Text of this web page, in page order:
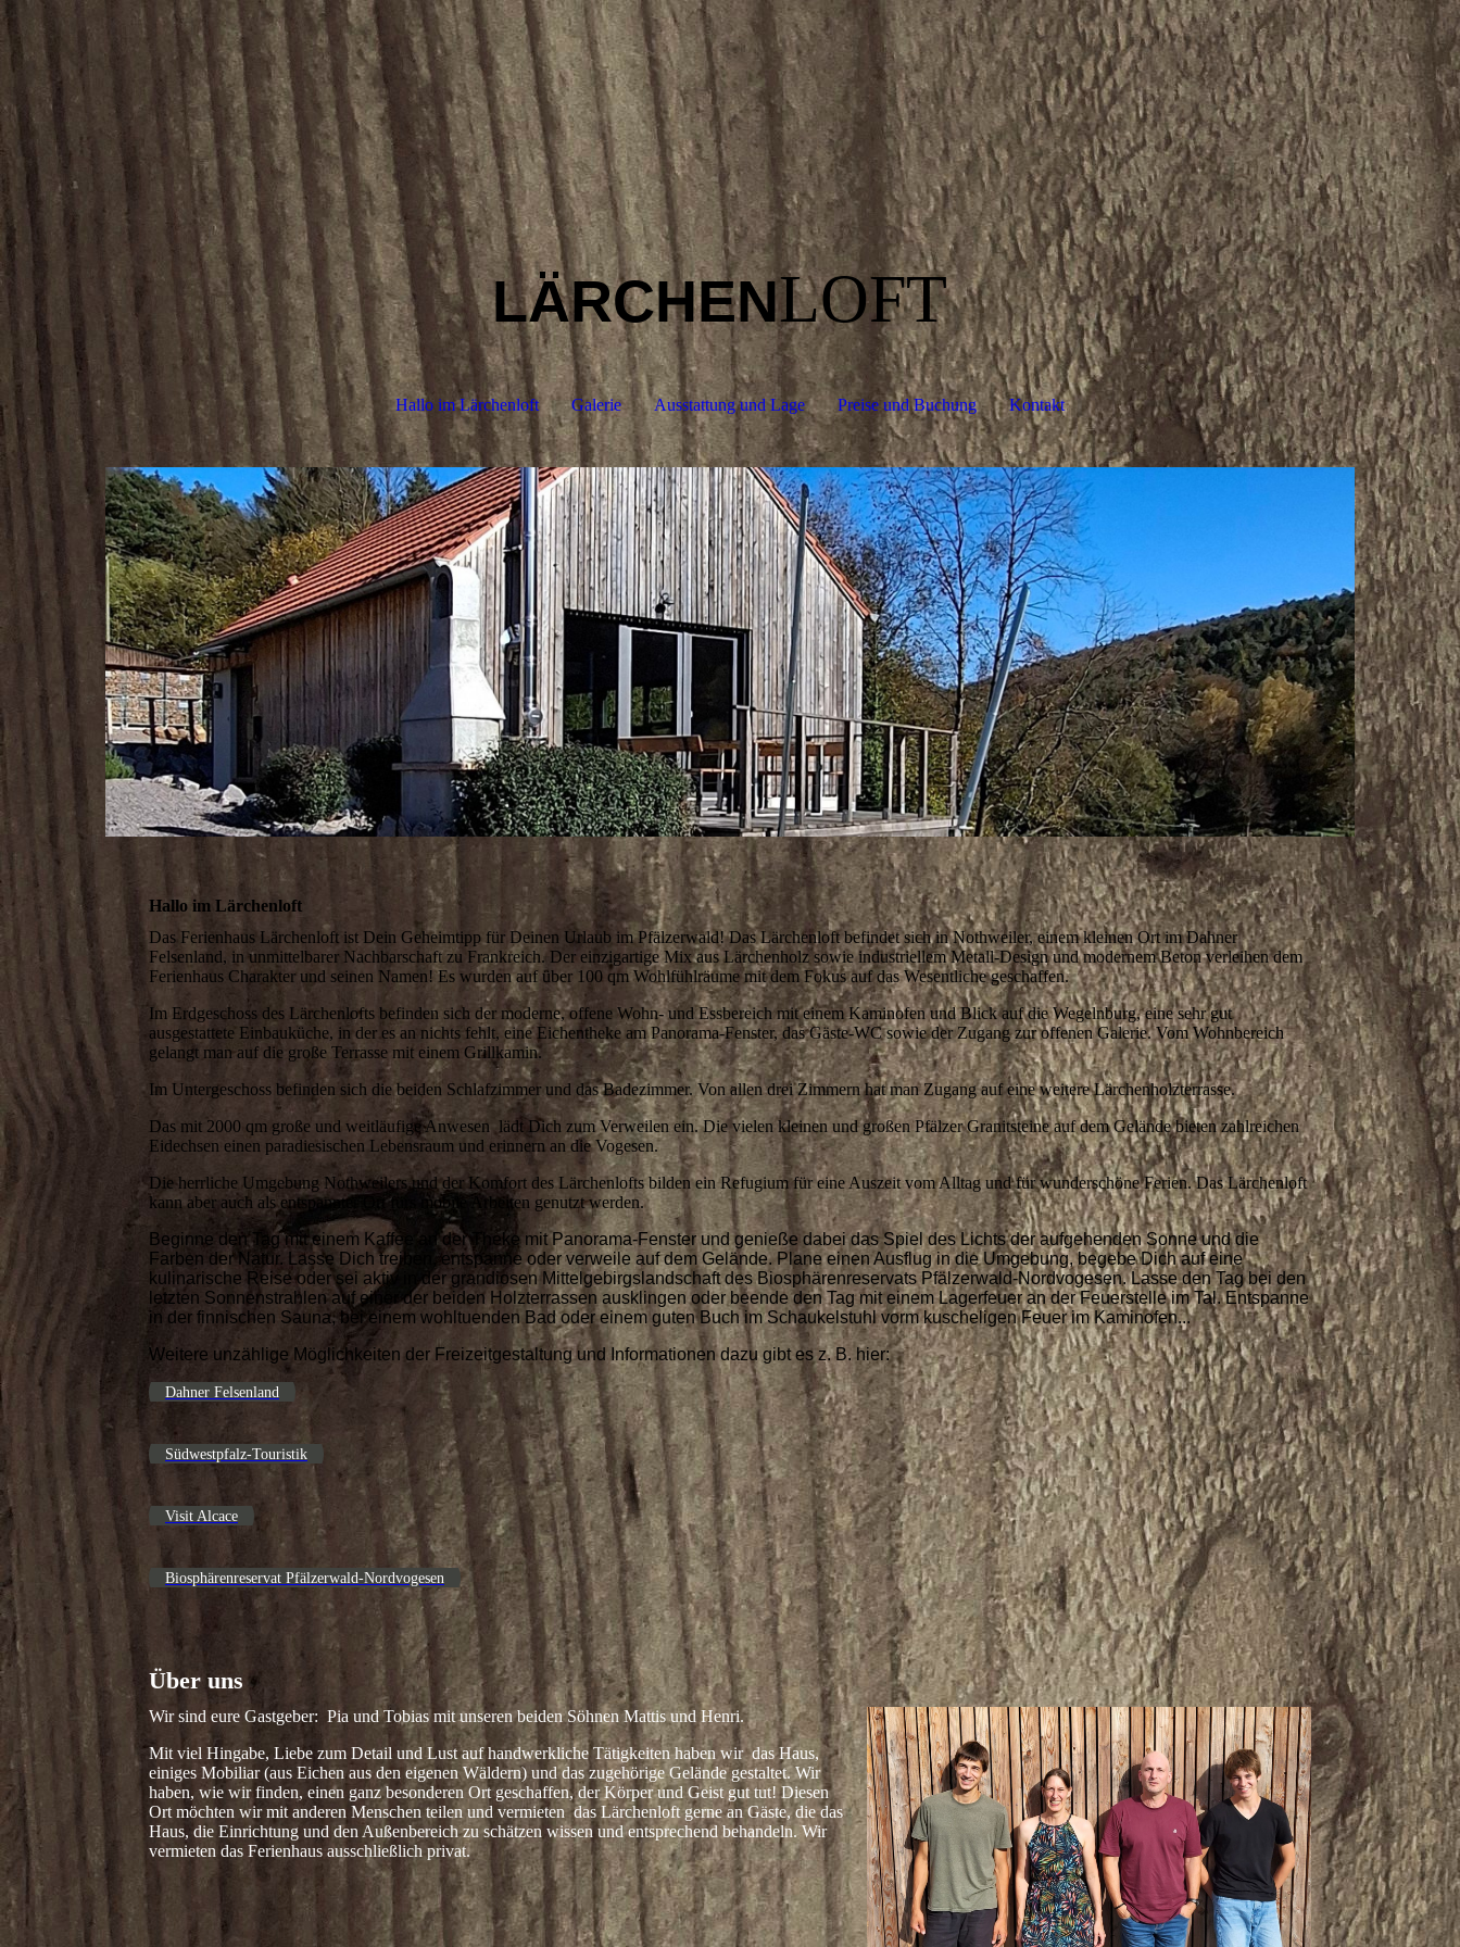
LÄRCHENLOFT
Hallo im Lärchenloft Galerie Ausstattung und Lage Preise und Buchung Kontakt
Hallo im Lärchenloft
Das Ferienhaus Lärchenloft ist Dein Geheimtipp für Deinen Urlaub im Pfälzerwald! Das Lärchenloft befindet sich in Nothweiler, einem kleinen Ort im Dahner
Felsenland, in unmittelbarer Nachbarschaft zu Frankreich. Der einzigartige Mix aus Lärchenholz sowie industriellem Metall-Design und modernem Beton verleihen dem
Ferienhaus Charakter und seinen Namen! Es wurden auf über 100 qm Wohlfühlräume mit dem Fokus auf das Wesentliche geschaffen.
Im Erdgeschoss des Lärchenlofts befinden sich der moderne, offene Wohn- und Essbereich mit einem Kaminofen und Blick auf die Wegelnburg, eine sehr gut
ausgestattete Einbauküche, in der es an nichts fehlt, eine Eichentheke am Panorama-Fenster, das Gäste-WC sowie der Zugang zur offenen Galerie. Vom Wohnbereich
gelangt man auf die große Terrasse mit einem Grillkamin.
Im Untergeschoss befinden sich die beiden Schlafzimmer und das Badezimmer. Von allen drei Zimmern hat man Zugang auf eine weitere Lärchenholzterrasse.
Das mit 2000 qm große und weitläufige Anwesen lädt Dich zum Verweilen ein. Die vielen kleinen und großen Pfälzer Granitsteine auf dem Gelände bieten zahlreichen
Eidechsen einen paradiesischen Lebensraum und erinnern an die Vogesen.
Die herrliche Umgebung Nothweilers und der Komfort des Lärchenlofts bilden ein Refugium für eine Auszeit vom Alltag und für wunderschöne Ferien. Das Lärchenloft
kann aber auch als entspannter Ort fürs mobile Arbeiten genutzt werden.
Beginne den Tag mit einem Kaffee an der Theke mit Panorama-Fenster und genieße dabei das Spiel des Lichts der aufgehenden Sonne und die
Farben der Natur. Lasse Dich treiben, entspanne oder verweile auf dem Gelände. Plane einen Ausflug in die Umgebung, begebe Dich auf eine
kulinarische Reise oder sei aktiv in der grandiosen Mittelgebirgslandschaft des Biosphärenreservats Pfälzerwald-Nordvogesen. Lasse den Tag bei den
letzten Sonnenstrahlen auf einer der beiden Holzterrassen ausklingen oder beende den Tag mit einem Lagerfeuer an der Feuerstelle im Tal. Entspanne
in der finnischen Sauna, bei einem wohltuenden Bad oder einem guten Buch im Schaukelstuhl vorm kuscheligen Feuer im Kaminofen...
Weitere unzählige Möglichkeiten der Freizeitgestaltung und Informationen dazu gibt es z. B. hier:
Dahner Felsenland
Südwestpfalz-Touristik
Visit Alcace
Biosphärenreservat Pfälzerwald-Nordvogesen
Über uns
Wir sind eure Gastgeber: Pia und Tobias mit unseren beiden Söhnen Mattis und Henri.
Mit viel Hingabe, Liebe zum Detail und Lust auf handwerkliche Tätigkeiten haben wir das Haus,
einiges Mobiliar (aus Eichen aus den eigenen Wäldern) und das zugehörige Gelände gestaltet. Wir
haben, wie wir finden, einen ganz besonderen Ort geschaffen, der Körper und Geist gut tut! Diesen
Ort möchten wir mit anderen Menschen teilen und vermieten das Lärchenloft gerne an Gäste, die das
Haus, die Einrichtung und den Außenbereich zu schätzen wissen und entsprechend behandeln. Wir
vermieten das Ferienhaus ausschließlich privat.